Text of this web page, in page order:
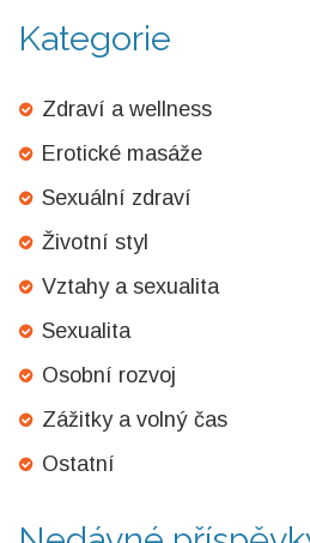
Kategorie
Zdraví a wellness
Erotické masáže
Sexuální zdraví
Životní styl
Vztahy a sexualita
Sexualita
Osobní rozvoj
Zážitky a volný čas
Ostatní